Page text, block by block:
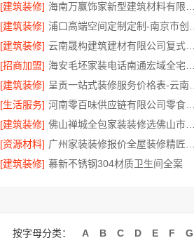
[建筑装修]
[建筑装修]
[建筑装修]
[招商加盟]
[建筑装修]
[生活服务]
[建筑装修]
[资源材料]
[建筑装修] 慕新不锈钢304材质卫生间全案
按字母分类： A B C D E F G